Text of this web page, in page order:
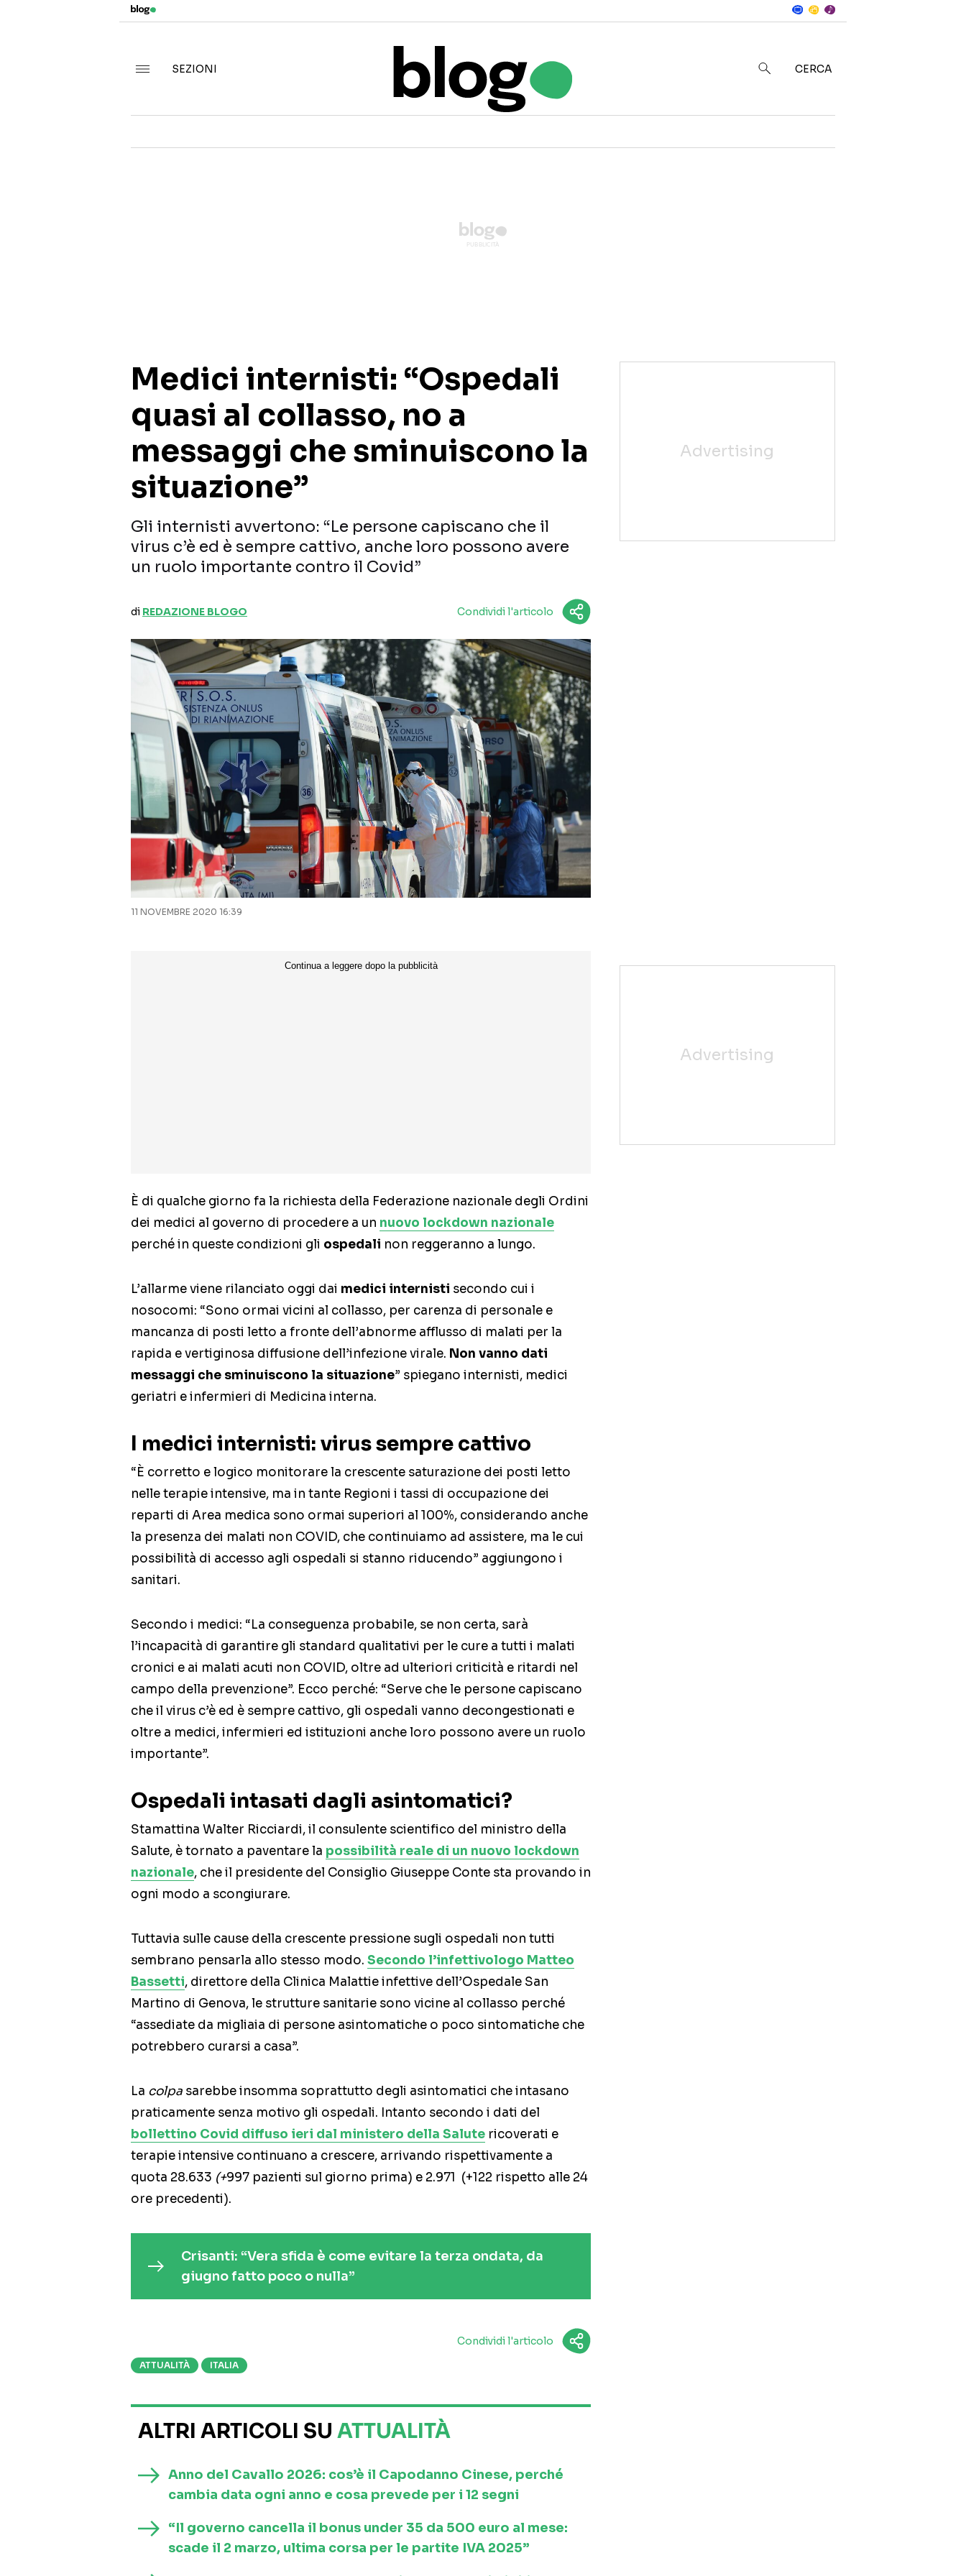
SEZIONI
CERCA
Medici internisti: “Ospedali
quasi al collasso, no a
messaggi che sminuiscono la
situazione”
Gli internisti avvertono: “Le persone capiscano che il
virus c’è ed è sempre cattivo, anche loro possono avere
un ruolo importante contro il Covid”
di REDAZIONE BLOGO Condividi l'articolo
11 NOVEMBRE 2020 16:39
È di qualche giorno fa la richiesta della Federazione nazionale degli Ordini
dei medici al governo di procedere a un nuovo lockdown nazionale
perché in queste condizioni gli ospedali non reggeranno a lungo.
L’allarme viene rilanciato oggi dai medici internisti secondo cui i
nosocomi: “Sono ormai vicini al collasso, per carenza di personale e
mancanza di posti letto a fronte dell’abnorme afflusso di malati per la
rapida e vertiginosa diffusione dell’infezione virale. Non vanno dati
messaggi che sminuiscono la situazione” spiegano internisti, medici
geriatri e infermieri di Medicina interna.
I medici internisti: virus sempre cattivo
“È corretto e logico monitorare la crescente saturazione dei posti letto
nelle terapie intensive, ma in tante Regioni i tassi di occupazione dei
reparti di Area medica sono ormai superiori al 100%, considerando anche
la presenza dei malati non COVID, che continuiamo ad assistere, ma le cui
possibilità di accesso agli ospedali si stanno riducendo” aggiungono i
sanitari.
Secondo i medici: “La conseguenza probabile, se non certa, sarà
l’incapacità di garantire gli standard qualitativi per le cure a tutti i malati
cronici e ai malati acuti non COVID, oltre ad ulteriori criticità e ritardi nel
campo della prevenzione”. Ecco perché: “Serve che le persone capiscano
che il virus c’è ed è sempre cattivo, gli ospedali vanno decongestionati e
oltre a medici, infermieri ed istituzioni anche loro possono avere un ruolo
importante”.
Ospedali intasati dagli asintomatici?
Stamattina Walter Ricciardi, il consulente scientifico del ministro della
Salute, è tornato a paventare la possibilità reale di un nuovo lockdown
nazionale, che il presidente del Consiglio Giuseppe Conte sta provando in
ogni modo a scongiurare.
Tuttavia sulle cause della crescente pressione sugli ospedali non tutti
sembrano pensarla allo stesso modo. Secondo l’infettivologo Matteo
Bassetti, direttore della Clinica Malattie infettive dell’Ospedale San
Martino di Genova, le strutture sanitarie sono vicine al collasso perché
“assediate da migliaia di persone asintomatiche o poco sintomatiche che
potrebbero curarsi a casa”.
La colpa sarebbe insomma soprattutto degli asintomatici che intasano
praticamente senza motivo gli ospedali. Intanto secondo i dati del
bollettino Covid diffuso ieri dal ministero della Salute ricoverati e
terapie intensive continuano a crescere, arrivando rispettivamente a
quota 28.633 (+997 pazienti sul giorno prima) e 2.971 (+122 rispetto alle 24
ore precedenti).
Crisanti: “Vera sfida è come evitare la terza ondata, da
giugno fatto poco o nulla”
Condividi l'articolo
ATTUALITÀ ITALIA
ALTRI ARTICOLI SU ATTUALITÀ
Anno del Cavallo 2026: cos’è il Capodanno Cinese, perché
cambia data ogni anno e cosa prevede per i 12 segni
“Il governo cancella il bonus under 35 da 500 euro al mese:
scade il 2 marzo, ultima corsa per le partite IVA 2025”